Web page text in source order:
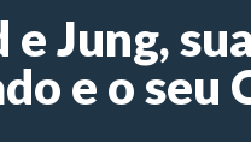
e Jung,
e o seu